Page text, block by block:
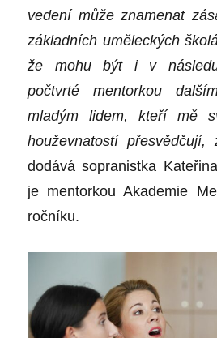
vedení může znamenat
základních uměleckých
že mohu být i v
počtvrté mentorkou
mladým lidem, kteří mě
houževnatostí
dodává sopranistka
je mentorkou Akademie
ročníku.